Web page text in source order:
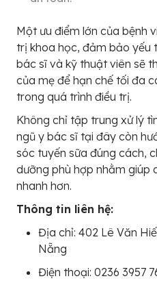
Một ưu điểm lớn của bệnh
trị khoa học, đảm bảo yếu
bác sĩ và kỹ thuật viên sẽ
của mẹ để hạn chế tối đa
trong quá trình điều trị.
Không chỉ tập trung xử lý
ngũ y bác sĩ tại đây còn
sóc tuyến sữa đúng cách,
dưỡng phù hợp nhằm giúp
nhanh hơn.
Thông tin liên hệ:
Địa chỉ: 402 Lê Văn
Nẵng
Điện thoại: 0236 3957